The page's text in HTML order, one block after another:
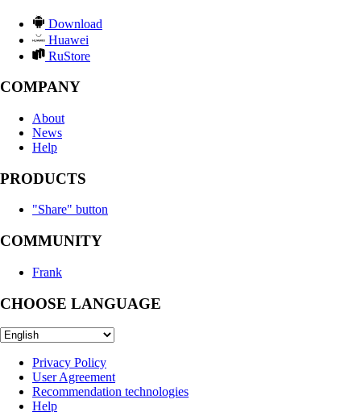
Download
Huawei
RuStore
COMPANY
About
News
Help
PRODUCTS
"Share" button
COMMUNITY
Frank
CHOOSE LANGUAGE
Privacy Policy
User Agreement
Recommendation technologies
Help